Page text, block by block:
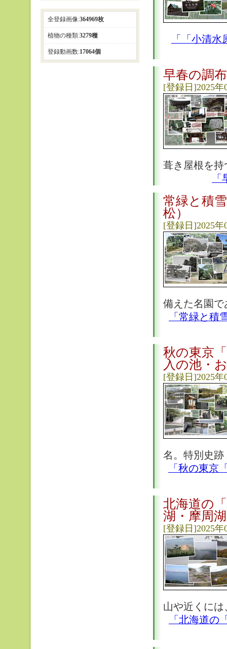
「「小清
早春の調
[登録日]2025年
葺き屋根を持
常緑と積
松）
[登録日]2025年
備えた名園で
「常緑と積
秋の東京
入の池・
[登録日]2025年
名。特別史跡
「秋の東京
北海道の
湖・摩周
[登録日]2025年
山や近くに
「北海道の
全登録画像:364969枚
植物の種類:3279種
登録動画数:17064個